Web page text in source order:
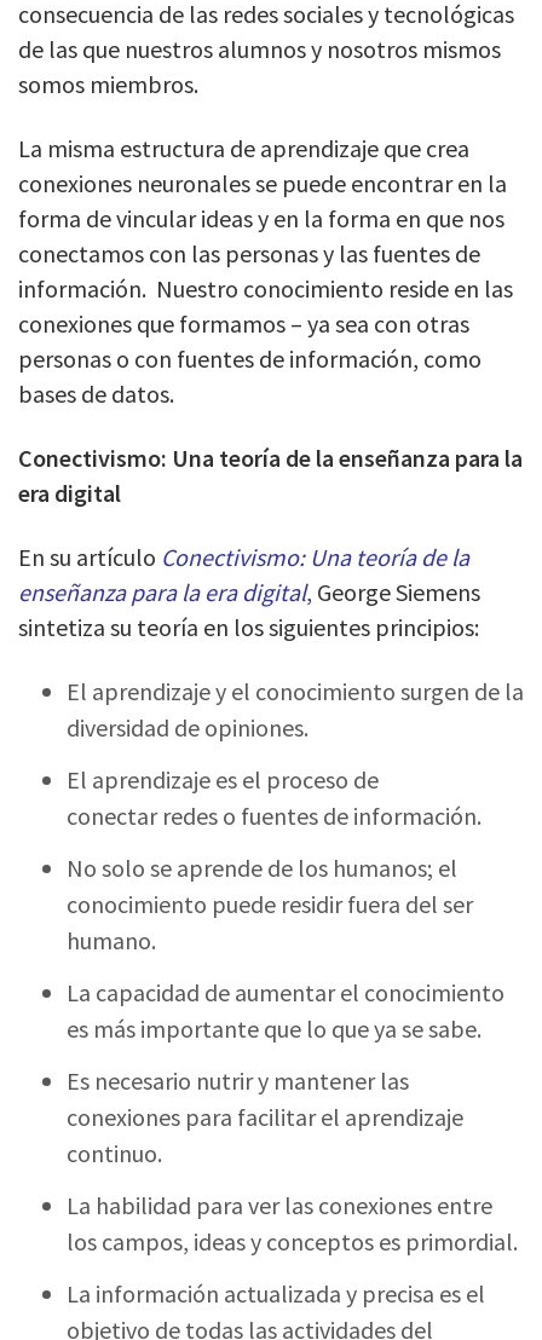
consecuencia de las redes sociales y tecnológicas
de las que nuestros alumnos y nosotros mismos
somos miembros.
La misma estructura de aprendizaje que crea
conexiones neuronales se puede encontrar en la
forma de vincular ideas y en la forma en que nos
conectamos con las personas y las fuentes de
información. Nuestro conocimiento reside en las
conexiones que formamos – ya sea con otras
personas o con fuentes de información, como
bases de datos.
Conectivismo: Una teoría de la enseñanza para la
era digital
En su artículo Conectivismo: Una teoría de la
enseñanza para la era digital, George Siemens
sintetiza su teoría en los siguientes principios:
El aprendizaje y el conocimiento surgen de la
diversidad de opiniones.
El aprendizaje es el proceso de
conectar redes o fuentes de información.
No solo se aprende de los humanos; el
conocimiento puede residir fuera del ser
humano.
La capacidad de aumentar el conocimiento
es más importante que lo que ya se sabe.
Es necesario nutrir y mantener las
conexiones para facilitar el aprendizaje
continuo.
La habilidad para ver las conexiones entre
los campos, ideas y conceptos es primordial.
La información actualizada y precisa es el
objetivo de todas las actividades del